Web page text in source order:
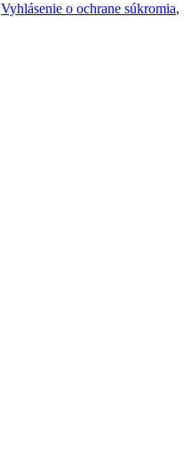
Vyhlásenie o ochrane súkromia,